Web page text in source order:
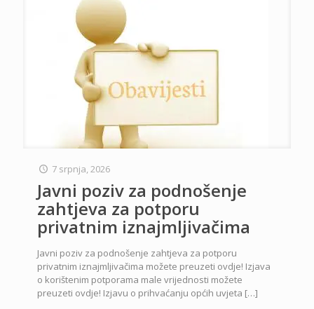
7 srpnja, 2026
Javni poziv za podnošenje
zahtjeva za potporu
privatnim iznajmljivačima
Javni poziv za podnošenje zahtjeva za potporu
privatnim iznajmljivačima možete preuzeti ovdje! Izjava
o korištenim potporama male vrijednosti možete
preuzeti ovdje! Izjavu o prihvaćanju općih uvjeta […]